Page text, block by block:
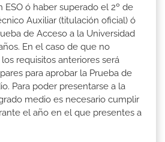
ó haber superado el 2º de
Auxiliar (titulación oficial) ó
de Acceso a la Universidad
En el caso de que no
requisitos anteriores será
para aprobar la Prueba de
Para poder presentarse a la
medio es necesario cumplir
el año en el que presentes a